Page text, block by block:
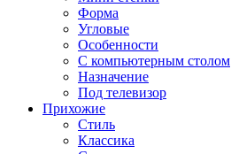
Форма
Угловые
Особенности
С компьютерным столом
Назначение
Под телевизор
Прихожие
Стиль
Классика